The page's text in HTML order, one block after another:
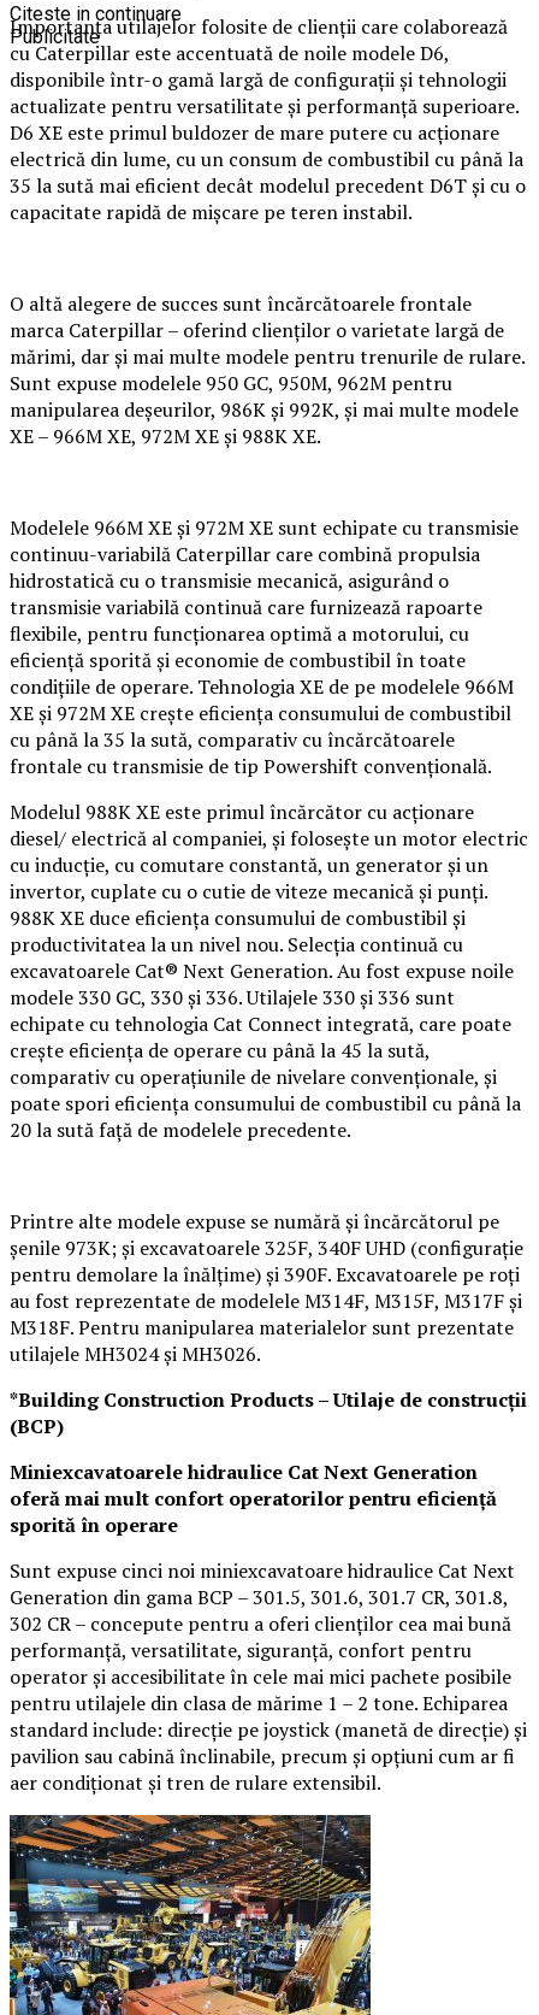
Importanța utilajelor folosite de clienții care colaborează
cu Caterpillar este accentuată de noile modele D6,
disponibile într-o gamă largă de configurații și tehnologii
actualizate pentru versatilitate și performanță superioare.
D6 XE este primul buldozer de mare putere cu acționare
electrică din lume, cu un consum de combustibil cu până la
35 la sută mai eficient decât modelul precedent D6T și cu o
capacitate rapidă de mișcare pe teren instabil.
O altă alegere de succes sunt încărcătoarele frontale
marca Caterpillar – oferind clienților o varietate largă de
mărimi, dar și mai multe modele pentru trenurile de rulare.
Sunt expuse modelele 950 GC, 950M, 962M pentru
manipularea deșeurilor, 986K și 992K, și mai multe modele
XE – 966M XE, 972M XE și 988K XE.
Modelele 966M XE și 972M XE sunt echipate cu transmisie
continuu-variabilă Caterpillar care combină propulsia
hidrostatică cu o transmisie mecanică, asigurând o
transmisie variabilă continuă care furnizează rapoarte
flexibile, pentru funcționarea optimă a motorului, cu
eficiență sporită și economie de combustibil în toate
condițiile de operare. Tehnologia XE de pe modelele 966M
XE și 972M XE crește eficiența consumului de combustibil
cu până la 35 la sută, comparativ cu încărcătoarele
frontale cu transmisie de tip Powershift convențională.
Modelul 988K XE este primul încărcător cu acționare
diesel/ electrică al companiei, și folosește un motor electric
cu inducție, cu comutare constantă, un generator și un
invertor, cuplate cu o cutie de viteze mecanică și punți.
988K XE duce eficiența consumului de combustibil și
productivitatea la un nivel nou. Selecția continuă cu
excavatoarele Cat® Next Generation. Au fost expuse noile
modele 330 GC, 330 și 336. Utilajele 330 și 336 sunt
echipate cu tehnologia Cat Connect integrată, care poate
crește eficiența de operare cu până la 45 la sută,
comparativ cu operațiunile de nivelare convenționale, și
poate spori eficiența consumului de combustibil cu până la
20 la sută față de modelele precedente.
Printre alte modele expuse se numără și încărcătorul pe
șenile 973K; și excavatoarele 325F, 340F UHD (configurație
pentru demolare la înălțime) și 390F. Excavatoarele pe roți
au fost reprezentate de modelele M314F, M315F, M317F și
M318F. Pentru manipularea materialelor sunt prezentate
utilajele MH3024 și MH3026.
*Building Construction Products – Utilaje de construcții
(BCP)
Miniexcavatoarele hidraulice Cat Next Generation
oferă mai mult confort operatorilor pentru eficiență
sporită în operare
Sunt expuse cinci noi miniexcavatoare hidraulice Cat Next
Generation din gama BCP – 301.5, 301.6, 301.7 CR, 301.8,
302 CR – concepute pentru a oferi clienților cea mai bună
performanță, versatilitate, siguranță, confort pentru
operator și accesibilitate în cele mai mici pachete posibile
pentru utilajele din clasa de mărime 1 – 2 tone. Echiparea
standard include: direcție pe joystick (manetă de direcție) și
pavilion sau cabină înclinabile, precum și opțiuni cum ar fi
aer condiționat și tren de rulare extensibil.
Citeste in continuare
Publicitate